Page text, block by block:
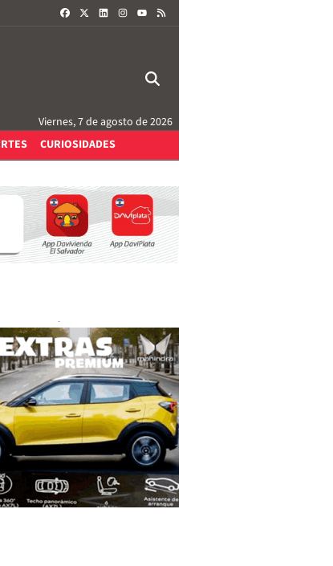
FACEBOOKLINKEDININSTAGRAM
Viernes, 7 de agosto de 2026
CURIOSIDADES